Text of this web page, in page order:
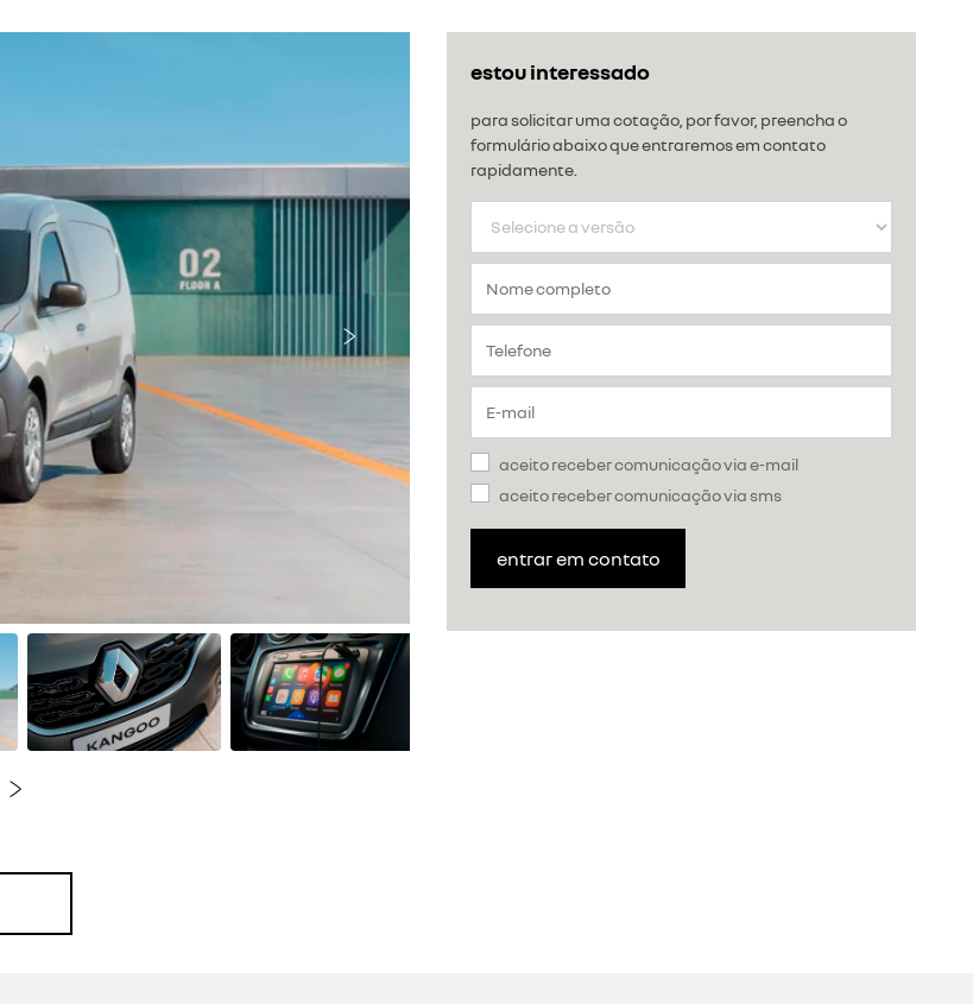
estou interessado
para solicitar uma cotação, por favor, preencha o
formulário abaixo que entraremos em contato
rapidamente.
aceito receber comunicação via e-mail
aceito receber comunicação via sms
entrar em contato
Próximo
Próximo